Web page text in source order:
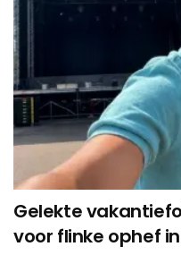
Gelekte
voor flinke ophef